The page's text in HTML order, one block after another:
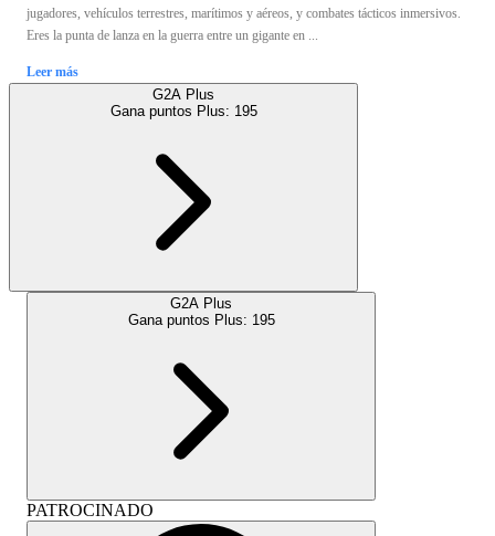
jugadores, vehículos terrestres, marítimos y aéreos, y combates tácticos inmersivos.
Eres la punta de lanza en la guerra entre un gigante en ...
Leer más
G2A Plus
Gana puntos Plus: 195
G2A Plus
Gana puntos Plus: 195
PATROCINADO